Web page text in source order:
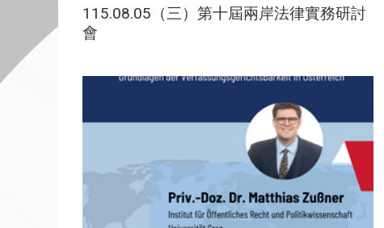
115.08.05（三）第十屆兩岸法律實務研討
會